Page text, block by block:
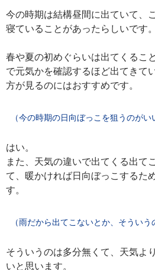
今の時期は結構昼間に出ていて、
寝ていることがあったらしいです。
春や夏の初めぐらいは出てくるこ
で元気かを確認するほど出てきて
方が見るのにはおすすめです。
（今の時期の日向ぼっこを狙うのがい
はい。
また、天気の違いで出てくる出て
て、暖かければ日向ぼっこするた
す。
（雨だから出てこないとか、そういう
そういうのは多分無くて、天気よ
いと思います。